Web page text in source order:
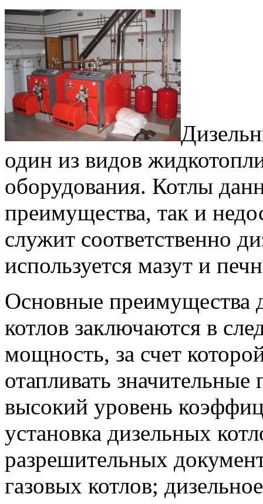
один из видов
оборудования. Котлы
преимущества, так и
служит соответственно
используется мазут и
Основные преимущества
котлов заключаются в
мощность, за счет
отапливать
высокий уровень
установка дизельных
разрешительных
газовых котлов;